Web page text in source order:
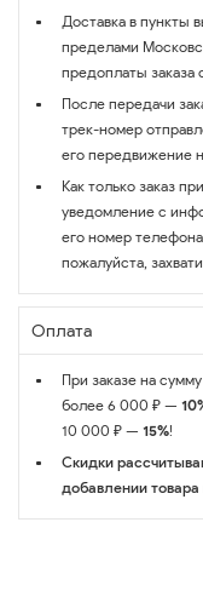
Доставка в пункты
пределами
предоплаты заказа
После передачи
трек-номер
его передвижение
Как только заказ
уведомление с
его номер
пожалуйста,
Оплата
При заказе на
более 6 000 ₽ —
10 000 ₽ — 15%!
Скидки
добавлении